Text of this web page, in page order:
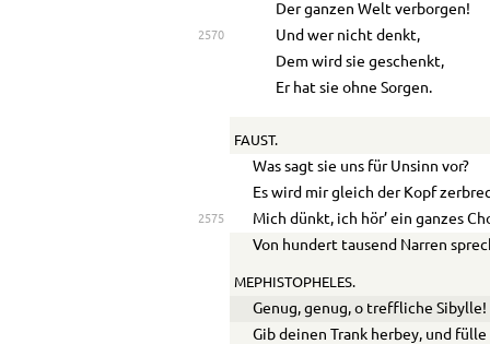
Der ganzen Welt verborgen!
2570
Und wer nicht denkt,
Dem wird sie geschenkt,
Er hat sie ohne Sorgen.
FAUST.
Was sagt sie uns für Unsinn vor?
Es wird mir gleich der Kopf
2575
Mich dünkt, ich hör’ ein ganzes
Von hundert tausend Narren
MEPHISTOPHELES.
Genug, genug, o treffliche Sibylle!
Gib deinen Trank herbey, und fülle